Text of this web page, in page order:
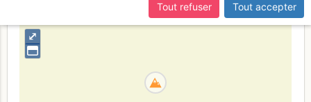
⤢
Tout refuser
Tout accepter